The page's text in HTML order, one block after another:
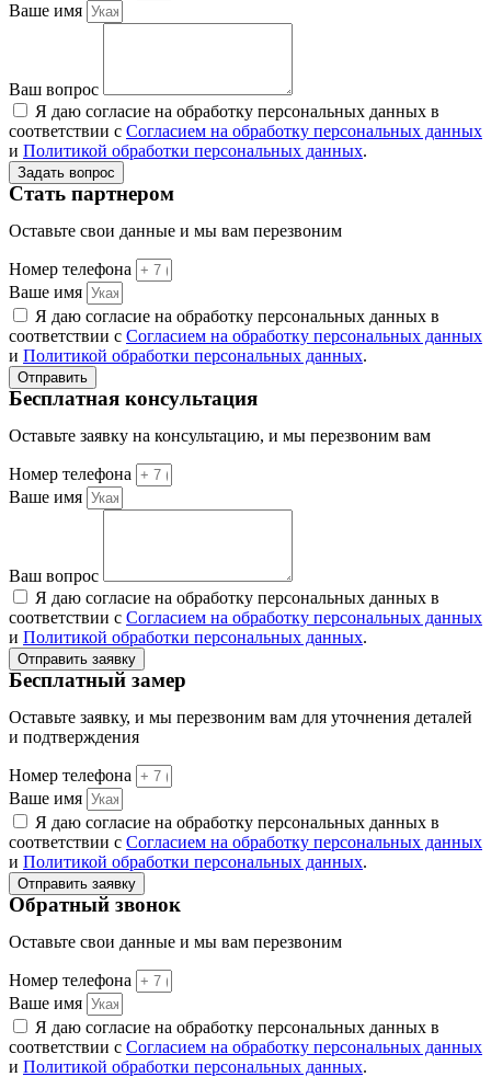
Ваше имя
Ваш вопрос
Я даю согласие на обработку персональных данных в
соответствии с Согласием на обработку персональных данных
и Политикой обработки персональных данных.
Задать вопрос
Стать партнером
Оставьте свои данные и мы вам перезвоним
Номер телефона
Ваше имя
Я даю согласие на обработку персональных данных в
соответствии с Согласием на обработку персональных данных
и Политикой обработки персональных данных.
Отправить
Бесплатная консультация
Оставьте заявку на консультацию, и мы перезвоним вам
Номер телефона
Ваше имя
Ваш вопрос
Я даю согласие на обработку персональных данных в
соответствии с Согласием на обработку персональных данных
и Политикой обработки персональных данных.
Отправить заявку
Бесплатный замер
Оставьте заявку, и мы перезвоним вам для уточнения деталей
и подтверждения
Номер телефона
Ваше имя
Я даю согласие на обработку персональных данных в
соответствии с Согласием на обработку персональных данных
и Политикой обработки персональных данных.
Отправить заявку
Обратный звонок
Оставьте свои данные и мы вам перезвоним
Номер телефона
Ваше имя
Я даю согласие на обработку персональных данных в
соответствии с Согласием на обработку персональных данных
и Политикой обработки персональных данных.